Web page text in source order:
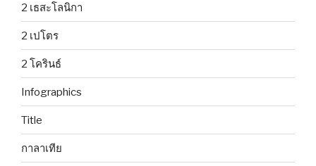
2 เธสะโลนิกา
2 เปโตร
2 โครินธ์
Infographics
Title
กาลาเทีย